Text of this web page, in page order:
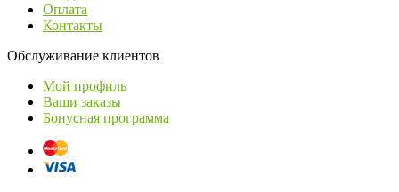
Оплата
Контакты
Обслуживание клиентов
Мой профиль
Ваши заказы
Бонусная программа